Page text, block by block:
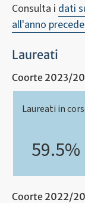
Consulta i dati
all'anno
Laureati
Coorte 2023/
Laureati in
59.5%
Coorte 2022/